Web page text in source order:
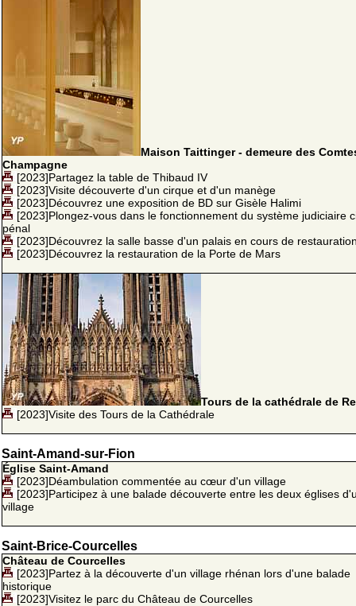
Maison Taittinger - demeure des
Champagne
[2023]Partagez la table de Thibaud IV
[2023]Visite découverte d'un cirque et d'un manège
[2023]Découvrez une exposition de BD sur Gisèle Halimi
[2023]Plongez-vous dans le fonctionnement du système judiciaire
pénal
[2023]Découvrez la salle basse d'un palais en cours de
[2023]Découvrez la restauration de la Porte de Mars
Tours de la cathédrale de
[2023]Visite des Tours de la Cathédrale
Saint-Amand-sur-Fion
Église Saint-Amand
[2023]Déambulation commentée au cœur d'un village
[2023]Participez à une balade découverte entre les deux églises
village
Saint-Brice-Courcelles
Château de Courcelles
[2023]Partez à la découverte d'un village rhénan lors d'une balade
historique
[2023]Visitez le parc du Château de Courcelles